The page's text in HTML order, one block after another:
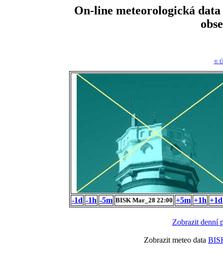
On-line meteorologická
©
-1d -1h -5m BISK Mar_28 22:00 +5m +1h +1d
Zobrazit denní
Zobrazit meteo data